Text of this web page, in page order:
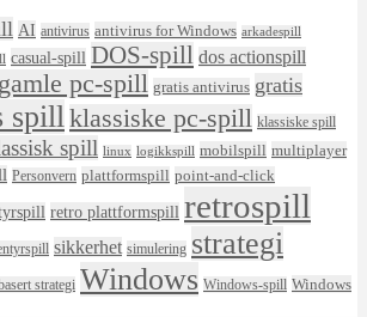
AI antivirus antivirus for Windows arkadespill
casual-spill DOS-spill dos actionspill
gamle pc-spill gratis antivirus gratis
spill klassiske pc-spill klassiske spill
spill linux logikkspill mobilspill multiplayer
Personvern plattformspill point-and-click
retro plattformspill retrospill
sikkerhet simulering strategi
strategi Windows Windows-spill Windows